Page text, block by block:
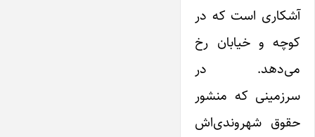
آشکاری است که در
کوچه و خیابان رخ
می‌دهد. در
سرزمینی که منشور
حقوق شهروندی‌اش